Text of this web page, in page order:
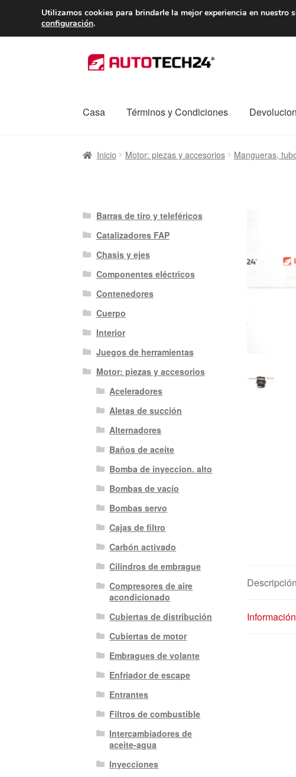
ENTREGA desde 7
Ir
a
Ir
al
Casa Términos y Condiciones
InicioCaja registradora Carro ContactoEnvío al
Inicio Motor: piezas y accesorios Mangueras,
Descripción
Barras de tiro y teleféricos
Catalizadores FAP
Chasis y ejes
Componentes eléctricos
Contenedores
Cuerpo
Interior
Juegos de herramientas
Motor: piezas y accesorios
Aceleradores
Aletas de succión
Alternadores
Baños de aceite
Bomba de inyeccion. alto
Bombas de vacío
Bombas servo
Cajas de filtro
Carbón activado
Cilindros de embrague
Compresores de aire
acondicionado
Cubiertas de distribución
Cubiertas de motor
Embragues de volante
Enfriador de escape
Entrantes
Filtros de combustible
Intercambiadores de
aceite-agua
Inyecciones
Utilizamos cookies para brindarle la mejor experiencia en nuestro
configuración.